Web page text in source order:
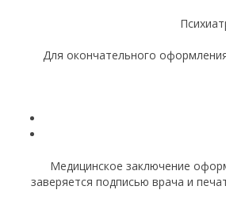
Для окончательного
Медицинское заключение
заверяется подписью врача и